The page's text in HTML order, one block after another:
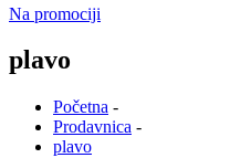
Na promociji
plavo
Početna -
Prodavnica -
plavo